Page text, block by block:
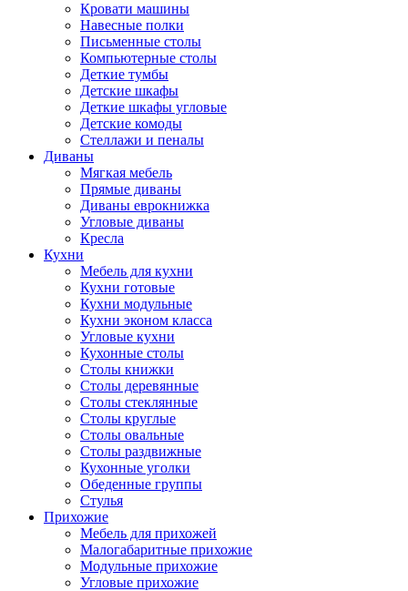
Кровати машины
Навесные полки
Письменные столы
Компьютерные столы
Деткие тумбы
Детские шкафы
Деткие шкафы угловые
Детские комоды
Стеллажи и пеналы
Диваны
Мягкая мебель
Прямые диваны
Диваны еврокнижка
Угловые диваны
Кресла
Кухни
Мебель для кухни
Кухни готовые
Кухни модульные
Кухни эконом класса
Угловые кухни
Кухонные столы
Столы книжки
Столы деревянные
Столы стеклянные
Столы круглые
Столы овальные
Столы раздвижные
Кухонные уголки
Обеденные группы
Стулья
Прихожие
Мебель для прихожей
Малогабаритные прихожие
Модульные прихожие
Угловые прихожие